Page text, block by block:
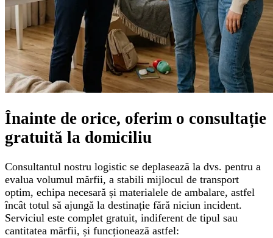
Înainte de orice, oferim o consultație
gratuită la domiciliu
Consultantul nostru logistic se deplasează la dvs. pentru a
evalua volumul mărfii, a stabili mijlocul de transport
optim, echipa necesară și materialele de ambalare, astfel
încât totul să ajungă la destinație fără niciun incident.
Serviciul este complet gratuit, indiferent de tipul sau
cantitatea mărfii, și funcționează astfel: